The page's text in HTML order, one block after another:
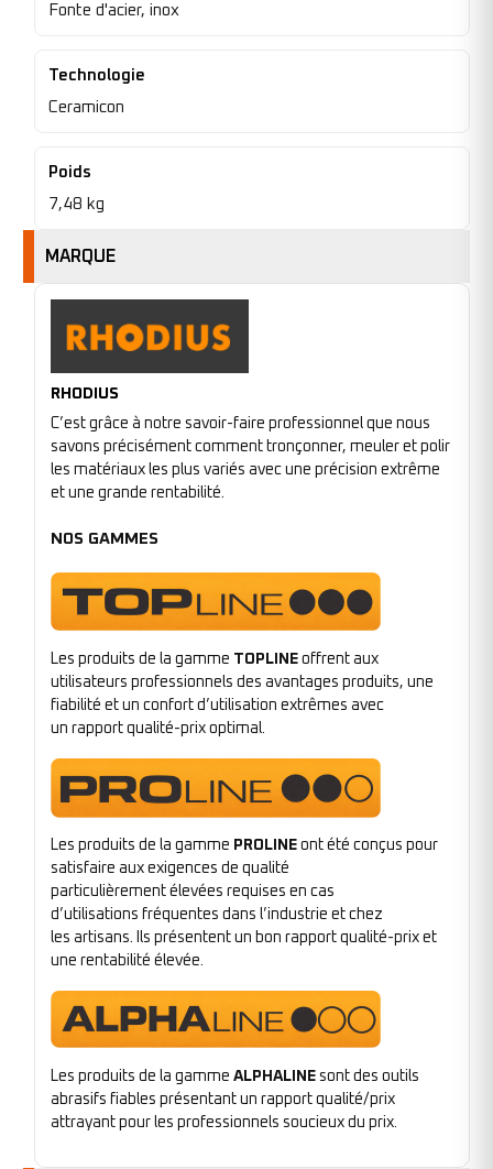
Fonte d'acier, inox
Technologie
Ceramicon
Poids
7,48 kg
MARQUE
RHODIUS
C’est grâce à notre savoir-faire professionnel que nous
savons précisément comment tronçonner, meuler et polir
les matériaux les plus variés avec une précision extrême
et une grande rentabilité.
NOS GAMMES
Les produits de la gamme TOPLINE offrent aux
utilisateurs professionnels des avantages produits, une
fiabilité et un confort d’utilisation extrêmes avec
un rapport qualité-prix optimal.
Les produits de la gamme PROLINE ont été conçus pour
satisfaire aux exigences de qualité
particulièrement élevées requises en cas
d’utilisations fréquentes dans l’industrie et chez
les artisans. Ils présentent un bon rapport qualité-prix et
une rentabilité élevée.
Les produits de la gamme ALPHALINE sont des outils
abrasifs fiables présentant un rapport qualité/prix
attrayant pour les professionnels soucieux du prix.